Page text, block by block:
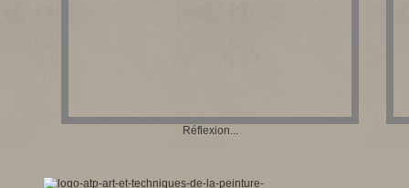
Réflexion...